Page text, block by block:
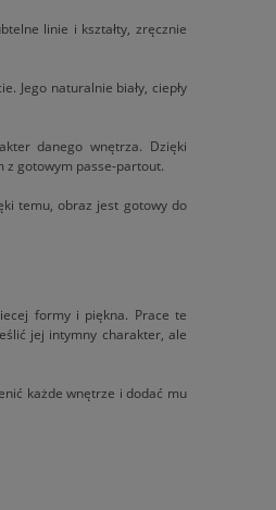
linie i kształty, zręcznie
Jego naturalnie biały, ciepły
danego wnętrza. Dzięki
z gotowym passe-partout.
temu, obraz jest gotowy do
formy i piękna. Prace te
jej intymny charakter, ale
każde wnętrze i dodać mu